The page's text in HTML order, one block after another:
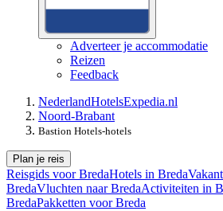
Adverteer je accommodatie
Reizen
Feedback
NederlandHotelsExpedia.nl
Noord-Brabant
Bastion Hotels-hotels
Plan je reis
Reisgids voor BredaHotels in Breda
BredaVluchten naar BredaActiviteiten in
BredaPakketten voor Breda